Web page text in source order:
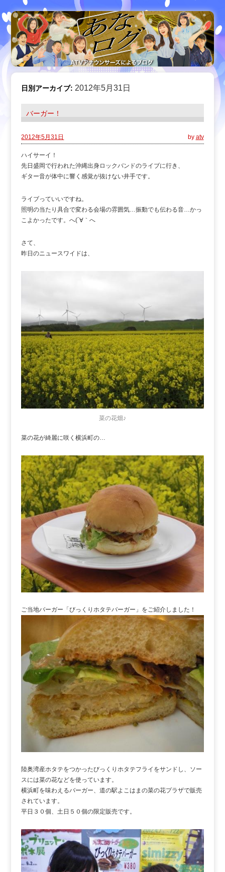
日別アーカイブ:2012年5月31日
バーガー！
2012年5月31日 by atv
ハイサーイ！
先日盛岡で行われた沖縄出身ロックバンドのライブに行き、
ギター音が体中に響く感覚が抜けない井手です。
ライブっていいですね。
照明の当たり具合で変わる会場の雰囲気…振動でも伝わる音…かっ
こよかったです。へ(´∀｀へ
さて、
昨日のニュースワイドは、
菜の花畑♪
菜の花が綺麗に咲く横浜町の…
ご当地バーガー「びっくりホタテバーガー」をご紹介しました！
陸奥湾産ホタテをつかったびっくりホタテフライをサンドし、ソー
スには菜の花などを使っています。
横浜町を味わえるバーガー、道の駅よこはまの菜の花プラザで販売
されています。
平日３０個、土日５０個の限定販売です。